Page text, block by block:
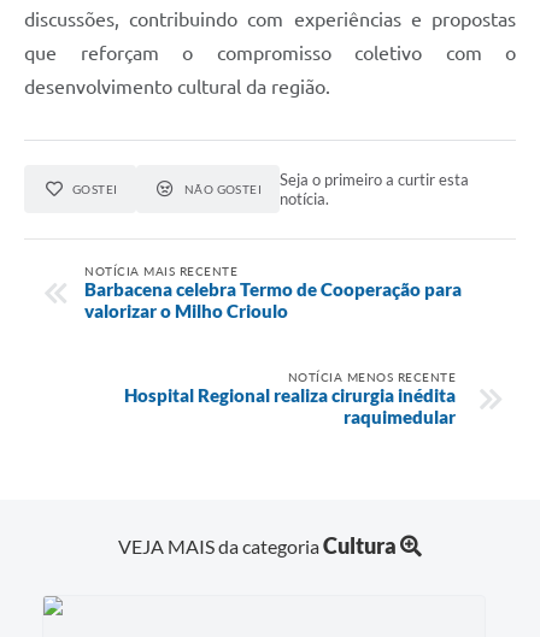
discussões, contribuindo com experiências e propostas
que reforçam o compromisso coletivo com o
desenvolvimento cultural da região.
GOSTEI NÃO GOSTEI
Seja o primeiro a curtir esta
notícia.
NOTÍCIA MAIS RECENTE
Barbacena celebra Termo de Cooperação para
valorizar o Milho Crioulo
NOTÍCIA MENOS RECENTE
Hospital Regional realiza cirurgia inédita
raquimedular
VEJA MAIS da categoriaCultura